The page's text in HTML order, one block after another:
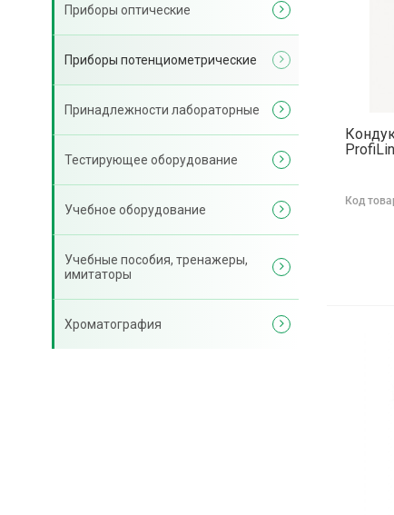
Приборы оптические
Приборы потенциометрические
Принадлежности лабораторные
Тестирующее оборудование
Учебное оборудование
Учебные пособия, тренажеры,
имитаторы
Хроматография
Код